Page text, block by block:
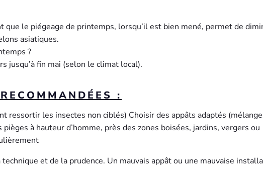
le piégeage de printemps, lorsqu’il est bien mené, permet de
asiatiques.
?
jusqu’à fin mai (selon le climat local).
:
ressortir les insectes non ciblés) Choisir des appâts adaptés
à hauteur d’homme, près des zones boisées, jardins, vergers ou
et de la prudence. Un mauvais appât ou une mauvaise